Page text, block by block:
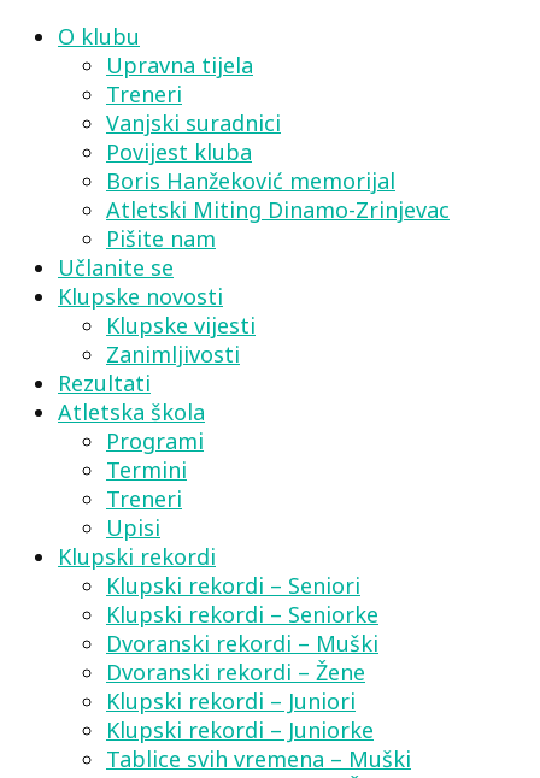
O klubu
Upravna tijela
Treneri
Vanjski suradnici
Povijest kluba
Boris Hanžeković memorijal
Atletski Miting Dinamo-Zrinjevac
Pišite nam
Učlanite se
Klupske novosti
Klupske vijesti
Zanimljivosti
Rezultati
Atletska škola
Programi
Termini
Treneri
Upisi
Klupski rekordi
Klupski rekordi – Seniori
Klupski rekordi – Seniorke
Dvoranski rekordi – Muški
Dvoranski rekordi – Žene
Klupski rekordi – Juniori
Klupski rekordi – Juniorke
Tablice svih vremena – Muški